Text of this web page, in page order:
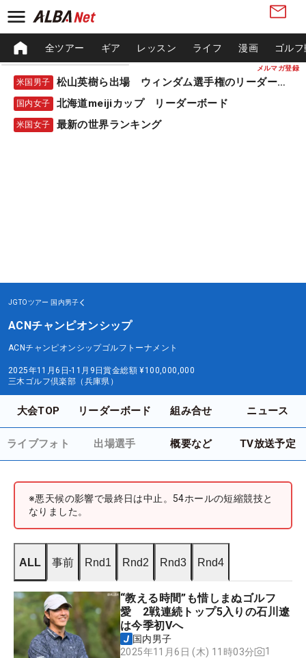
メルマガ登録
全ツアー ギア レッスン ライフ 漫画 ゴル
米国男子 松山英樹ら出場 ウィンダム選手権のリーダーボード
国内女子 北海道meijiカップ リーダーボード
米国女子 最新の世界ランキング
JGTOツアー 国内男子
ACNチャンピオンシップ
ACNチャンピオンシップゴルフトーナメント
2025年11月6日-11月9日賞金総額 ¥100,000,000
三木ゴルフ倶楽部（兵庫県）
大会TOP リーダーボード 組み合せ ニュース
ライブフォト 出場選手 概要など TV放送予定
※悪天候の影響で最終日は中止。54ホールの短縮競技と
なりました。
ALL 事前 Rnd1 Rnd2 Rnd3 Rnd4
“教える時間”も惜しまぬゴルフ
愛 2戦連続トップ5入りの石川遼
は今季初Vへ
国内男子
2025年11月6日 (木) 11時03分
1